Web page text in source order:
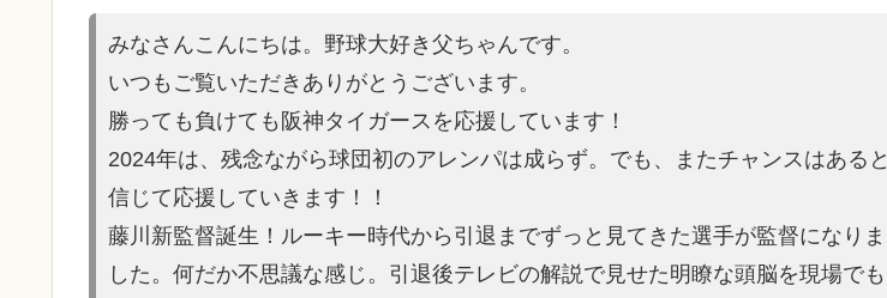
みなさんこんにちは。野球大好き父ちゃんです。
いつもご覧いただきありがとうございます。
勝っても負けても阪神タイガースを応援しています！
2024年は、残念ながら球団初のアレンパは成らず。でも、またチャンスはあると
信じて応援していきます！！
藤川新監督誕生！ルーキー時代から引退までずっと見てきた選手が監督になりま
した。何だか不思議な感じ。引退後テレビの解説で見せた明瞭な頭脳を現場でも